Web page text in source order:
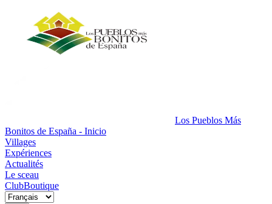
Los Pueblos Más
Bonitos de España - Inicio
Villages
Expériences
Actualités
Le sceau
ClubBoutique